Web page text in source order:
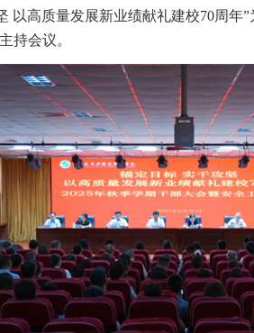
以高质量发展新业绩献礼建校70周年
持会议。